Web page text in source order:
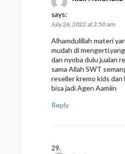
says:
July 26, 2022 at 2:50 am
Alhamdulillah materi
mudah di
dan nyoba dulu jualan
sama Allah SWT
reseller kremo kids dan
bisa jadi Agen Aamiin
Reply